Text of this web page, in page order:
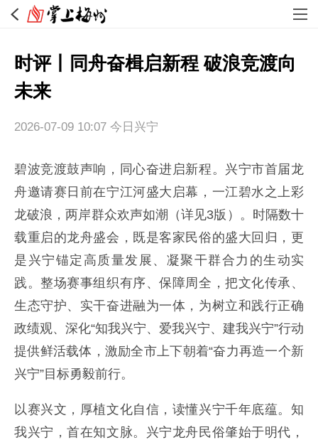
时评丨同舟奋楫启新程 破浪竞渡向
未来
2026-07-09 10:07 今日兴宁
碧波竞渡鼓声响，同心奋进启新程。兴宁市首届龙
舟邀请赛日前在宁江河盛大启幕，一江碧水之上彩
龙破浪，两岸群众欢声如潮（详见3版）。时隔数十
载重启的龙舟盛会，既是客家民俗的盛大回归，更
是兴宁锚定高质量发展、凝聚干群合力的生动实
践。整场赛事组织有序、保障周全，把文化传承、
生态守护、实干奋进融为一体，为树立和践行正确
政绩观、深化“知我兴宁、爱我兴宁、建我兴宁”行动
提供鲜活载体，激励全市上下朝着“奋力再造一个新
兴宁”目标勇毅前行。
以赛兴文，厚植文化自信，读懂兴宁千年底蕴。知
我兴宁，首在知文脉。兴宁龙舟民俗肇始于明代，